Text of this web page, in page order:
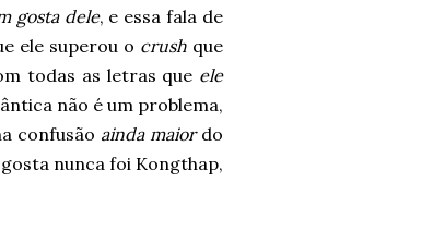
gosta dele, e essa fala de
ele superou o crush que
todas as letras que ele
não é um problema,
confusão ainda maiordo
nunca foi Kongthap,